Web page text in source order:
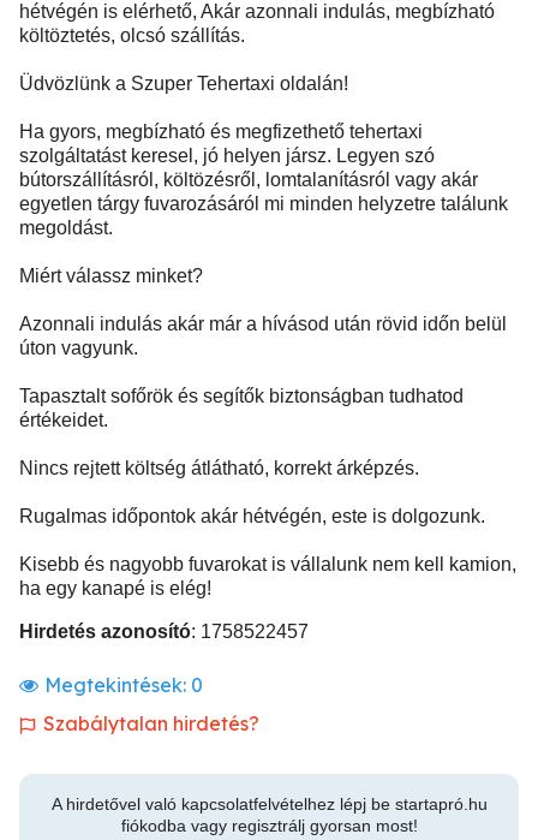
hétvégén is elérhető, Akár azonnali indulás, megbízható
költöztetés, olcsó szállítás.
Üdvözlünk a Szuper Tehertaxi oldalán!
Ha gyors, megbízható és megfizethető tehertaxi
szolgáltatást keresel, jó helyen jársz. Legyen szó
bútorszállításról, költözésről, lomtalanításról vagy akár
egyetlen tárgy fuvarozásáról mi minden helyzetre találunk
megoldást.
Miért válassz minket?
Azonnali indulás akár már a hívásod után rövid időn belül
úton vagyunk.
Tapasztalt sofőrök és segítők biztonságban tudhatod
értékeidet.
Nincs rejtett költség átlátható, korrekt árképzés.
Rugalmas időpontok akár hétvégén, este is dolgozunk.
Kisebb és nagyobb fuvarokat is vállalunk nem kell kamion,
ha egy kanapé is elég!
Hirdetés azonosító: 1758522457
Megtekintések: 0
Szabálytalan hirdetés?
A hirdetővel való kapcsolatfelvételhez lépj be startapró.hu
fiókodba vagy regisztrálj gyorsan most!